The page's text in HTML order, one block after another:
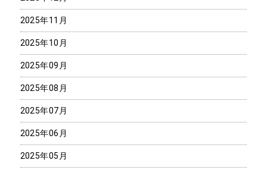
2025年11月
2025年10月
2025年09月
2025年08月
2025年07月
2025年06月
2025年05月